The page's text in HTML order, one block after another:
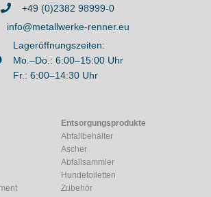
+49 (0)2382 98999-0
info@metallwerke-renner.eu
Lageröffnungszeiten:
Mo.–Do.: 6:00–15:00 Uhr
Fr.: 6:00–14:30 Uhr
Entsorgungsprodukte
Abfallbehälter
Ascher
Abfallsammler
Hundetoiletten
Zubehör